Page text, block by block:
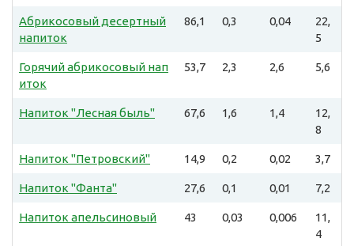
Абрикосовый десертный
напиток
86,1 0,3 0,04
22,
5
Горячий абрикосовый нап
иток
53,7 2,3 2,6 5,6
Напиток "Лесная быль" 67,6 1,6 1,4
12,
8
Напиток "Петровский" 14,9 0,2 0,02 3,7
Напиток "Фанта" 27,6 0,1 0,01 7,2
Напиток апельсиновый 43 0,03 0,006
11,
4